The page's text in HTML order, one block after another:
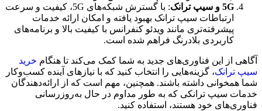
5G و سیپ ترانک
: با گسترش شبکه‌های 5G، کیفیت و سرعت
ارتباطات سیپ ترانک بهبود یافته و امکان ارائه خدمات
پیشرفته‌تری مانند ویدئو کنفرانس با کیفیت بالا و برنامه‌های
کاربردی بلادرنگ فراهم شده است.
آگاهی از این فناوری‌های جدید به شما کمک می‌کند تا هنگام خرید
سیپ ترانک، گزینه‌هایی را انتخاب کنید که با نیازهای آینده کسب‌وکار
شما همخوانی داشته باشند. همچنین، مهم است که از ارائه‌دهندگان
خدمات سیپ ترانکی که به طور مداوم در حال به‌روزرسانی
فناوری‌های خود هستند، استفاده کنید.